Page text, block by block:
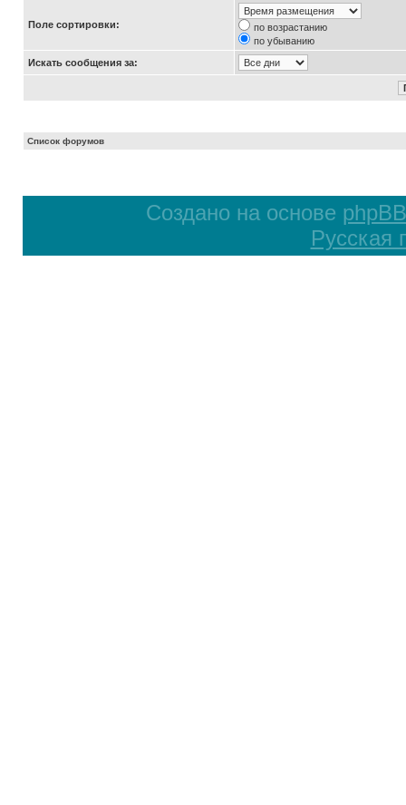
Поле сортировки:
по возрастанию
по убыванию
Искать сообщения за:
Список форумов
Создано на основе phpBB
Русская